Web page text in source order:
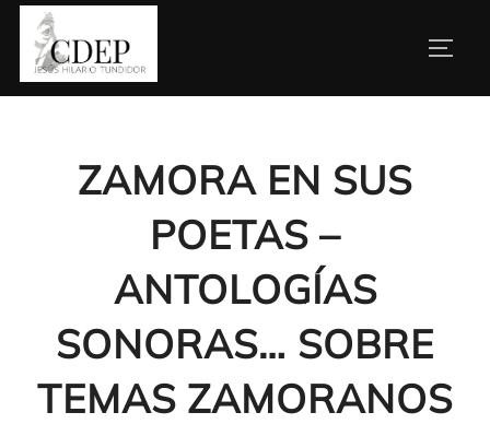
Saltar
contenido
ZAMORA EN SUS
POETAS –
ANTOLOGÍAS
SONORAS… SOBRE
TEMAS ZAMORANOS